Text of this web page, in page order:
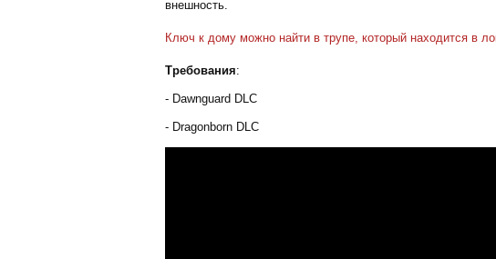
внешность.
Ключ к дому можно найти в трупе, который находится в
Требования:
- Dawnguard DLC
- Dragonborn DLC